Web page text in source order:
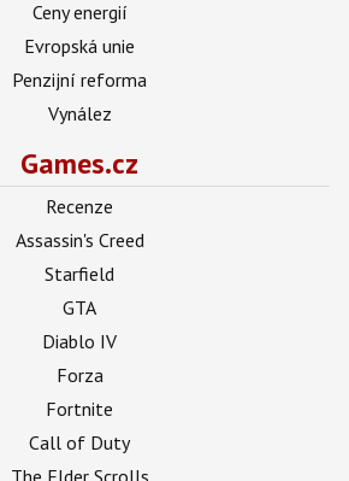
Ceny energií
Evropská unie
Penzijní reforma
Vynález
Games.cz
Recenze
Assassin's Creed
Starfield
GTA
Diablo IV
Forza
Fortnite
Call of Duty
The Elder Scrolls